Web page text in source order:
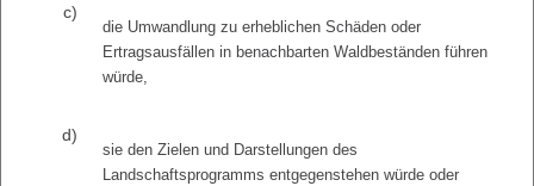
c)
die Umwandlung zu erheblichen Schäden oder
Ertragsausfällen in benachbarten Waldbeständen führen
würde,
d)
sie den Zielen und Darstellungen des
Landschaftsprogramms entgegenstehen würde oder